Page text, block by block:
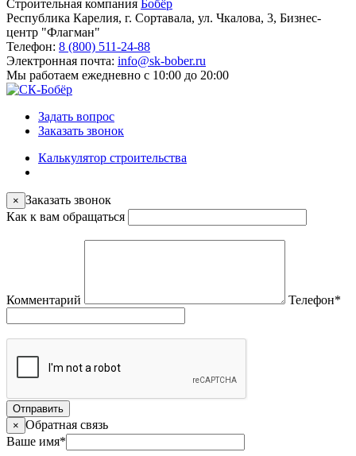
Строительная компания Бобёр
Республика Карелия, г. Сортавала, ул. Чкалова, 3, Бизнес-
центр "Флагман"
Телефон: 8 (800) 511-24-88
Электронная почта: info@sk-bober.ru
Мы работаем ежедневно с 10:00 до 20:00
Задать вопрос
Заказать звонок
Калькулятор строительства
× Заказать звонок
Как к вам обращаться
Комментарий Телефон*
Отправить
× Обратная связь
Ваше имя*